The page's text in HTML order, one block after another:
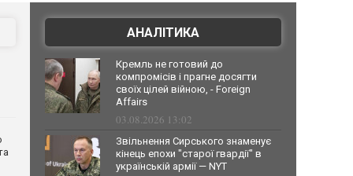
АНАЛІТИКА
Кремль не готовий до
компромісів і прагне досягти
своїх цілей війною, - Foreign
Affairs
03.08.2026 13:02
Звільнення Сирського знаменує
кінець епохи "старої гвардії" в
українській армії — NYT